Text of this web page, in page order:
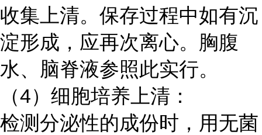
收集上清。保存过程中如有沉
淀形成，应再次离心。胸腹
水、脑脊液参照此实行。
（4）细胞培养上清：
检测分泌性的成份时，用无菌